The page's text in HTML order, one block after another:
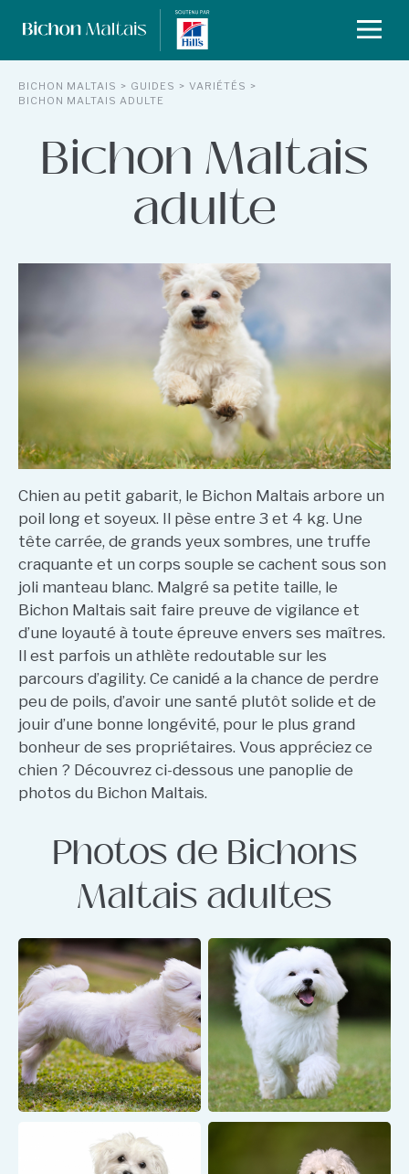
Alimentation
Santé
Entretien
Comportement
Variétés
Noms
BICHON MALTAIS GUIDES
VARIÉTÉS
BICHON MALTAIS ADULTE
Bichon Maltais
adulte
Chien au petit gabarit, le Bichon Maltais arbore un
poil long et soyeux. Il pèse entre 3 et 4 kg. Une
tête carrée, de grands yeux sombres, une truffe
craquante et un corps souple se cachent sous son
joli manteau blanc. Malgré sa petite taille, le
Bichon Maltais sait faire preuve de vigilance et
d’une loyauté à toute épreuve envers ses maîtres.
Il est parfois un athlète redoutable sur les
parcours d’agility. Ce canidé a la chance de perdre
peu de poils, d’avoir une santé plutôt solide et de
jouir d’une bonne longévité, pour le plus grand
bonheur de ses propriétaires. Vous appréciez ce
chien ? Découvrez ci-dessous une panoplie de
photos du Bichon Maltais.
Photos de Bichons
Maltais adultes